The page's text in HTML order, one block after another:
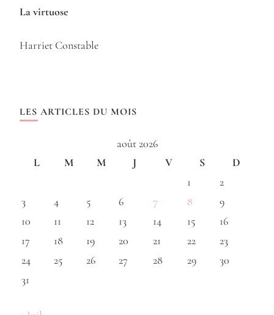
La virtuose
Harriet Constable
LES ARTICLES DU MOIS
août 2026
L
M M J V S
D
1
2
3
4 5 6 7 8
9
10
11 12 13 14 15
16
17
18 19 20 21 22
23
24
25 26 27 28 29
30
31